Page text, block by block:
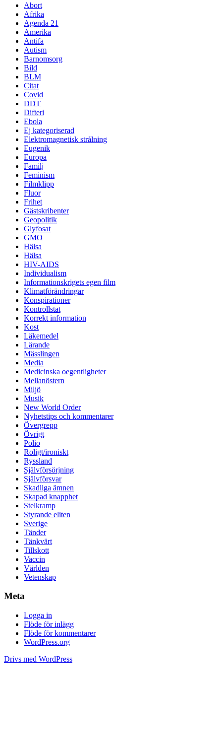
Abort
Afrika
Agenda 21
Amerika
Antifa
Autism
Barnomsorg
Bild
BLM
Citat
Covid
DDT
Difteri
Ebola
Ej kategoriserad
Elektromagnetisk strålning
Eugenik
Europa
Familj
Feminism
Filmklipp
Fluor
Frihet
Gästskribenter
Geopolitik
Glyfosat
GMO
Hälsa
Hälsa
HIV-AIDS
Individualism
Informationskrigets egen film
Klimatförändringar
Konspirationer
Kontrollstat
Korrekt information
Kost
Läkemedel
Lärande
Mässlingen
Media
Medicinska oegentligheter
Mellanöstern
Miljö
Musik
New World Order
Nyhetstips och kommentarer
Övergrepp
Övrigt
Polio
Roligt/ironiskt
Ryssland
Självförsörjning
Självförsvar
Skadliga ämnen
Skapad knapphet
Stelkramp
Styrande eliten
Sverige
Tänder
Tänkvärt
Tillskott
Vaccin
Världen
Vetenskap
Meta
Logga in
Flöde för inlägg
Flöde för kommentarer
WordPress.org
Drivs med WordPress